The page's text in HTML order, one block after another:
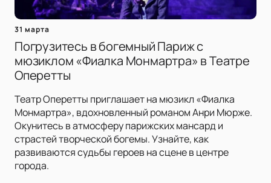
31 марта
Погрузитесь в богемный Париж с
мюзиклом «Фиалка Монмартра» в Театре
Оперетты
Театр Оперетты приглашает на мюзикл «Фиалка
Монмартра», вдохновленный романом Анри Мюрже.
Окунитесь в атмосферу парижских мансард и
страстей творческой богемы. Узнайте, как
развиваются судьбы героев на сцене в центре
города.